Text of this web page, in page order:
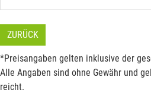
ZURÜCK
*Preisangaben gelten inklusive der
Alle Angaben sind ohne Gewähr und
reicht.